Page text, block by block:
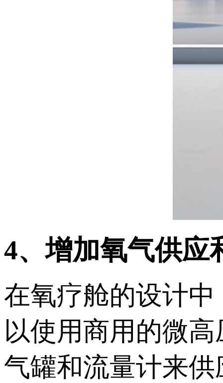
4、增加氧气供应
在氧疗舱的设计
以使用商用的微
气罐和流量计来